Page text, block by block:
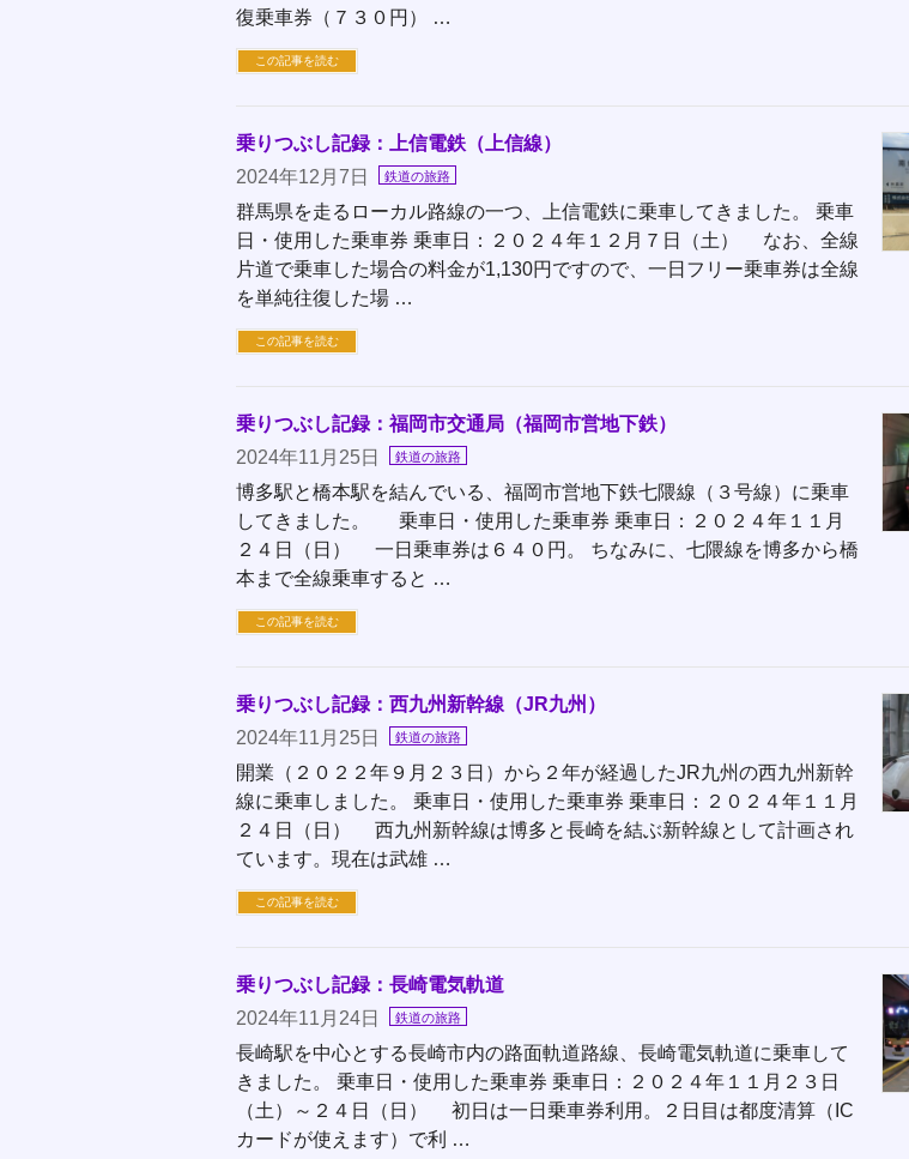
復乗車券（７３０円） …
この記事を読む
乗りつぶし記録：上信電鉄（上信線）
2024年12月7日
鉄道の旅路
群馬県を走るローカル路線の一つ、上信電鉄に乗車してきました。 乗車
日・使用した乗車券 乗車日：２０２４年１２月７日（土） なお、全線
片道で乗車した場合の料金が1,130円ですので、一日フリー乗車券は全線
を単純往復した場 …
この記事を読む
乗りつぶし記録：福岡市交通局（福岡市営地下鉄）
2024年11月25日
鉄道の旅路
博多駅と橋本駅を結んでいる、福岡市営地下鉄七隈線（３号線）に乗車
してきました。 乗車日・使用した乗車券 乗車日：２０２４年１１月
２４日（日） 一日乗車券は６４０円。 ちなみに、七隈線を博多から橋
本まで全線乗車すると …
この記事を読む
乗りつぶし記録：西九州新幹線（JR九州）
2024年11月25日
鉄道の旅路
開業（２０２２年９月２３日）から２年が経過したJR九州の西九州新幹
線に乗車しました。 乗車日・使用した乗車券 乗車日：２０２４年１１月
２４日（日） 西九州新幹線は博多と長崎を結ぶ新幹線として計画され
ています。現在は武雄 …
この記事を読む
乗りつぶし記録：長崎電気軌道
2024年11月24日
鉄道の旅路
長崎駅を中心とする長崎市内の路面軌道路線、長崎電気軌道に乗車して
きました。 乗車日・使用した乗車券 乗車日：２０２４年１１月２３日
（土）～２４日（日） 初日は一日乗車券利用。２日目は都度清算（IC
カードが使えます）で利 …